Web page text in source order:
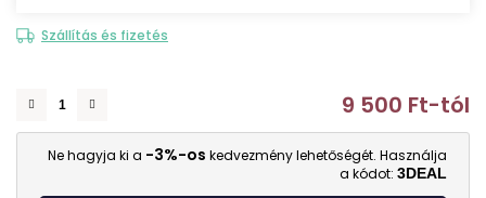
Szállítás és fizetés
9 500 Ft-tól
Ne hagyja ki a -3%-os kedvezmény lehetőségét. Használja
a kódot: 3DEAL